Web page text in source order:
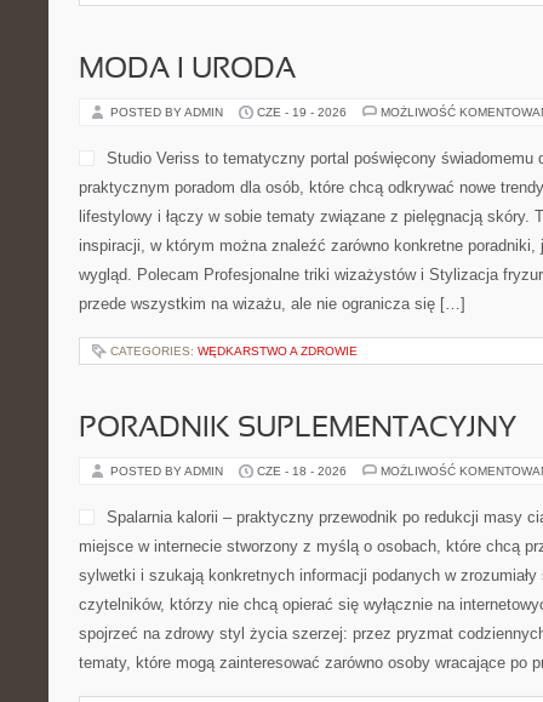
MODA I URODA
POSTED BY ADMIN CZE - 19 - 2026 MOŻLIWOŚĆ
Studio Veriss to tematyczny portal poświęcony świadomemu
praktycznym poradom dla osób, które chcą odkrywać nowe
lifestylowy i łączy w sobie tematy związane z pielęgnacją skóry.
inspiracji, w którym można znaleźć zarówno konkretne poradniki,
wygląd. Polecam Profesjonalne triki wizażystów i Stylizacja
przede wszystkim na wizażu, ale nie ogranicza się […]
CATEGORIES: WĘDKARSTWO A ZDROWIE
PORADNIK SUPLEMENTACYJNY
POSTED BY ADMIN CZE - 18 - 2026 MOŻLIWOŚĆ
Spalarnia kalorii – praktyczny przewodnik po redukcji masy
miejsce w internecie stworzony z myślą o osobach, które chcą
sylwetki i szukają konkretnych informacji podanych w
czytelników, którzy nie chcą opierać się wyłącznie na
spojrzeć na zdrowy styl życia szerzej: przez pryzmat
tematy, które mogą zainteresować zarówno osoby wracające po